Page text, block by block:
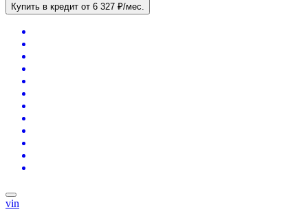
Купить в кредит от 6 327 ₽/мес.
vin